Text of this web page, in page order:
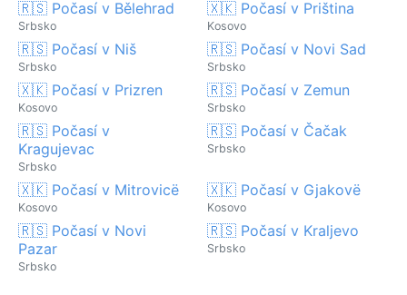
🇷🇸 Počasí v Bělehrad
Srbsko
🇽🇰 Počasí v Priština
Kosovo
🇷🇸 Počasí v Niš
Srbsko
🇷🇸 Počasí v Novi Sad
Srbsko
🇽🇰 Počasí v Prizren
Kosovo
🇷🇸 Počasí v Zemun
Srbsko
🇷🇸 Počasí v
Kragujevac
Srbsko
🇷🇸 Počasí v Čačak
Srbsko
🇽🇰 Počasí v Mitrovicë
Kosovo
🇽🇰 Počasí v Gjakovë
Kosovo
🇷🇸 Počasí v Novi
Pazar
Srbsko
🇷🇸 Počasí v Kraljevo
Srbsko